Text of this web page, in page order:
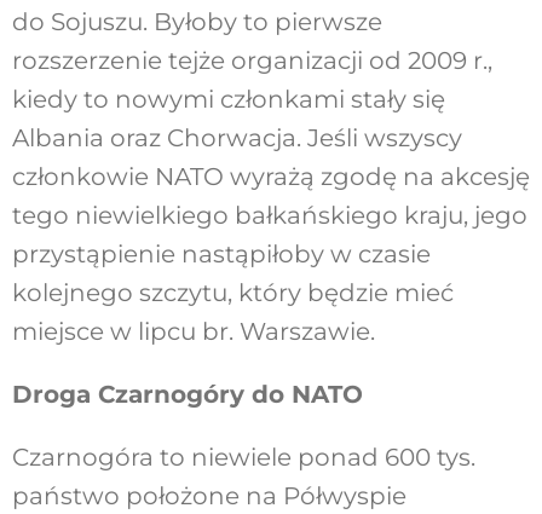
do Sojuszu. Byłoby to pierwsze
rozszerzenie tejże organizacji od 2009 r.,
kiedy to nowymi członkami stały się
Albania oraz Chorwacja. Jeśli wszyscy
członkowie NATO wyrażą zgodę na akcesję
tego niewielkiego bałkańskiego kraju, jego
przystąpienie nastąpiłoby w czasie
kolejnego szczytu, który będzie mieć
miejsce w lipcu br. Warszawie.
Droga Czarnogóry do NATO
Czarnogóra to niewiele ponad 600 tys.
państwo położone na Półwyspie